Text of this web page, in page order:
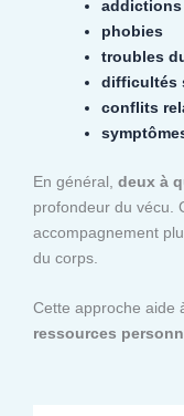
addictions
phobies
troubles
difficultés
conflits
En général, deux à
profondeur du vécu.
accompagnement
du corps.
Cette approche aide
ressources